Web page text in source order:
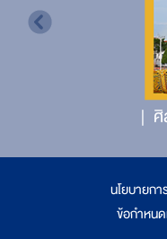
นโยบายก
ข้อกำหนด